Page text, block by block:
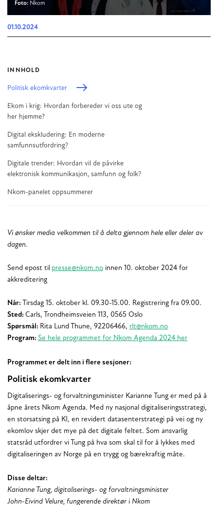
Foto: Nkom
01.10.2024
INNHOLD
Politisk ekomkvarter
Ekom i krig: Hvordan forbereder vi oss ute og
her hjemme?
Digital ekskludering: En moderne
samfunnsutfordring?
Digitale trender: Hvordan vil de påvirke
elektronisk kommunikasjon, samfunn og folk?
Nkom-panelet oppsummerer
Vi ønsker media velkommen til å delta gjennom hele eller deler av
dagen.
Send epost til presse@nkom.no innen 10. oktober 2024 for
akkreditering
Når:
Tirsdag 15. oktober kl. 09.30-15.00. Registrering fra 09.00.
Sted: Carls, Trondheimsveien 113, 0565 Oslo
Spørsmål: Rita Lund Thune, 92206466, rlt@nkom.no
Program: Se hele programmet for Nkom Agenda 2024 her
Programmet er delt inn i flere sesjoner:
Politisk ekomkvarter
Digitaliserings- og forvaltningsminister Karianne Tung er med på å
åpne årets Nkom Agenda. Med ny nasjonal digitaliseringsstrategi,
en storsatsing på KI, en revidert datasenterstrategi på vei og ny
ekomlov skjer det mye på det digitale feltet. Som ansvarlig
statsråd utfordrer vi Tung på hva som skal til for å lykkes med
digitaliseringen av Norge på en trygg og bærekraftig måte.
Disse deltar:
Karianne Tung, digitaliserings- og forvaltningsminister
John-Eivind Velure, fungerende direktør i Nkom